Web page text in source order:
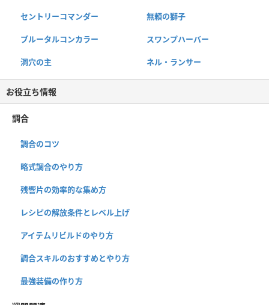
セントリーコマンダー 無頼の獅子
ブルータルコンカラー スワンプハーバー
洞穴の主 ネル・ランサー
お役立ち情報
調合
調合のコツ
略式調合のやり方
残響片の効率的な集め方
レシピの解放条件とレベル上げ
アイテムリビルドのやり方
調合スキルのおすすめとやり方
最強装備の作り方